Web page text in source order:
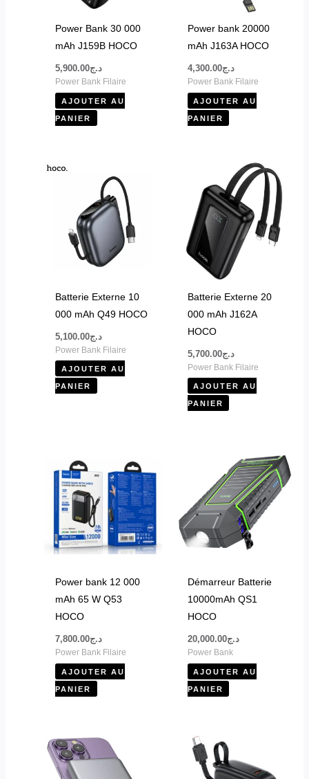
Produits Hoco originaux
Support client local
Compatibilité iPhone & Android
Retrouvez la gamme complète
directement sur
notre site avec livraison rapide partout dans le pays.
Power Bank 30 000
mAh J159B HOCO
د.ج5,900.00
Power Bank Filaire
AJOUTER AU
PANIER
Power bank 20000
mAh J163A HOCO
د.ج4,300.00
Power Bank Filaire
AJOUTER AU
PANIER
Batterie Externe 10
000 mAh Q49 HOCO
د.ج5,100.00
Power Bank Filaire
AJOUTER AU
PANIER
Batterie Externe 20
000 mAh J162A
HOCO
د.ج5,700.00
Power Bank Filaire
AJOUTER AU
PANIER
Power bank 12 000
mAh 65 W Q53
HOCO
د.ج7,800.00
Power Bank Filaire
AJOUTER AU
PANIER
Démarreur Batterie
10000mAh QS1
HOCO
د.ج20,000.00
Power Bank
AJOUTER AU
PANIER